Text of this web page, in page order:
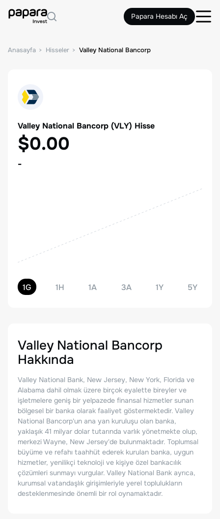
Papara Hesabı Aç
Anasayfa Hisseler Valley National Bancorp
Valley National Bancorp (VLY) Hisse
$0.00
-
1G 1H 1A 3A 1Y 5Y
Valley National Bancorp
Hakkında
Valley National Bank, New Jersey, New York, Florida ve
Alabama dahil olmak üzere birçok eyalette bireyler ve
işletmelere geniş bir yelpazede finansal hizmetler sunan
bölgesel bir banka olarak faaliyet göstermektedir. Valley
National Bancorp'un ana yan kuruluşu olan banka,
yaklaşık 41 milyar dolar tutarında varlık yönetmekte olup,
merkezi Wayne, New Jersey'de bulunmaktadır. Toplumsal
büyüme ve refahı taahhüt ederek kurulan banka, uygun
hizmetler, yenilikçi teknoloji ve kişiye özel bankacılık
çözümleri sunmayı vurgular. Valley National Bank ayrıca,
kurumsal vatandaşlık girişimleriyle yerel toplulukların
desteklenmesinde önemli bir rol oynamaktadır.